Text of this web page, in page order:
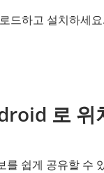
드하고 설치하세
로 위
쉽게 공유할 수